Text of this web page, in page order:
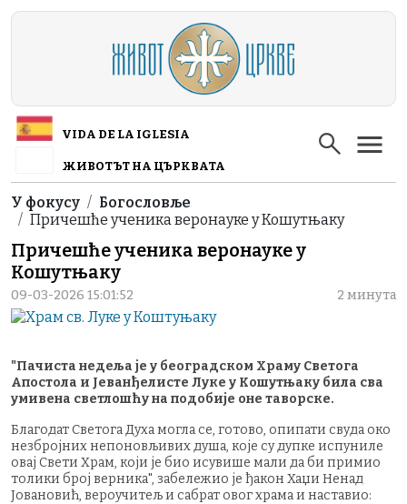
Skip to main content
VIDA DE LA IGLESIA
ЖИВОТЪТ НА ЦЪРКВАТА
Breadcrumb
У фокусу
Богословље
Причешће ученика веронауке у Кошутњаку
Причешће ученика веронауке у
Кошутњаку
09-03-2026 15:01:52 2 минута
"Пачиста недеља је у београдском Храму Светога
Апостола и Јеванђелисте Луке у Кошутњаку била сва
умивена светлошћу на подобије оне таворске.
Благодат Светога Духа могла се, готово, опипати свуда око
незбројних непоновљивих душа, које су дупке испуниле
овај Свети Храм, који је био исувише мали да би примио
толики број верника", забележио је ђакон Хаџи Ненад
Јовановић, вероучитељ и сабрат овог храма и наставио: